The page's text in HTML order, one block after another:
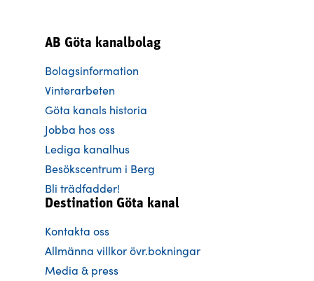
AB Göta kanalbolag
Bolagsinformation
Vinterarbeten
Göta kanals historia
Jobba hos oss
Lediga kanalhus
Besökscentrum i Berg
Bli trädfadder!
Destination Göta kanal
Kontakta oss
Allmänna villkor övr.bokningar
Media & press